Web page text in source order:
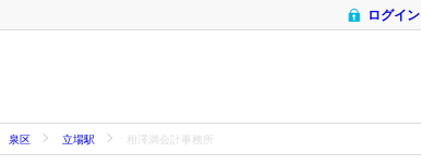
ログイン
泉区 立場駅 相澤満会計事務所